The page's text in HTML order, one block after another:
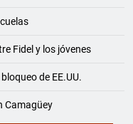
Fidel y los jóvenes
de EE.UU.
Camagüey